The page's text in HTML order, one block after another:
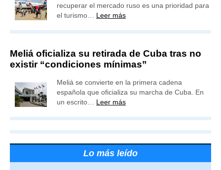
recuperar el mercado ruso es una prioridad para
el turismo… Leer más
Meliá oficializa su retirada de Cuba tras no
existir “condiciones mínimas”
Meliá se convierte en la primera cadena
española que oficializa su marcha de Cuba. En
un escrito… Leer más
Lo más leído